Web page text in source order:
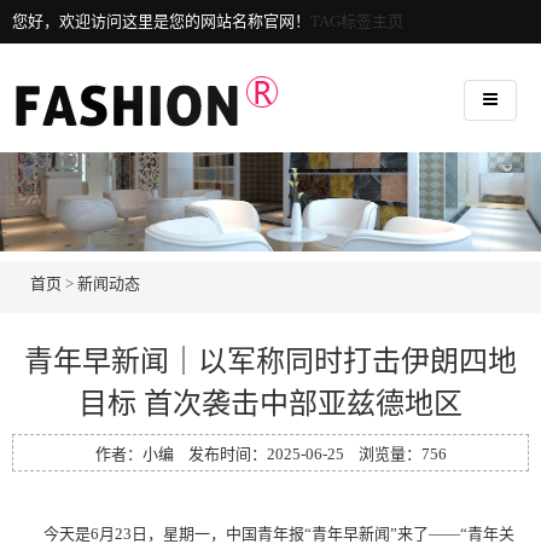
您好，欢迎访问这里是您的网站名称官网！ TAG标签主页
首页 > 新闻动态
青年早新闻｜以军称同时打击伊朗四地
目标 首次袭击中部亚兹德地区
作者：小编 发布时间：2025-06-25 浏览量： 756
今天是6月23日，星期一，中国青年报“青年早新闻”来了——“青年关